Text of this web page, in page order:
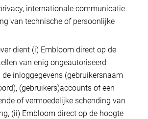
internationale communicatie
van technische of persoonlijke
dient (i) Embloom direct op de
van enig ongeautoriseerd
inloggegevens (gebruikersnaam
(gebruikers)accounts of een
of vermoedelijke schending van
(ii) Embloom direct op de hoogte